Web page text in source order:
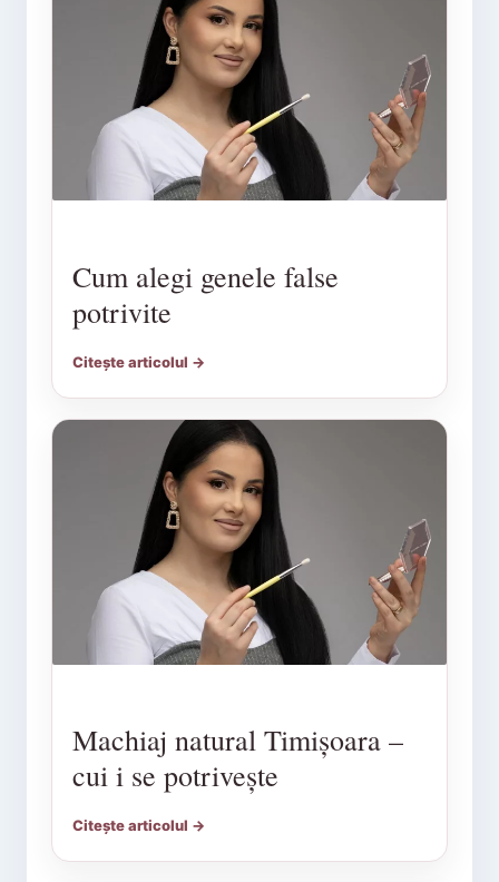
Cum alegi genele false
potrivite
Citește articolul →
Machiaj natural Timișoara –
cui i se potrivește
Citește articolul →